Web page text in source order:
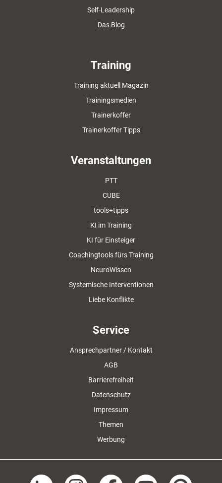
Self-Leadership
Das Blog
Training
Training aktuell Magazin
Trainingsmedien
Trainerkoffer
Trainerkoffer Tipps
Veranstaltungen
PTT
CUBE
tools+tipps
KI im Training
KI für Einsteiger
Coachingtools fürs Training
NeuroWissen
Systemische Interventionen
Liebe Konflikte
Service
Ansprechpartner / Kontakt
AGB
Barrierefreiheit
Datenschutz
Impressum
Themen
Werbung